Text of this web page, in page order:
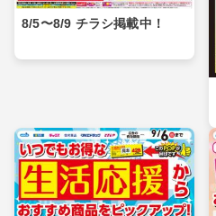
8/5〜8/9 チラシ掲載中！